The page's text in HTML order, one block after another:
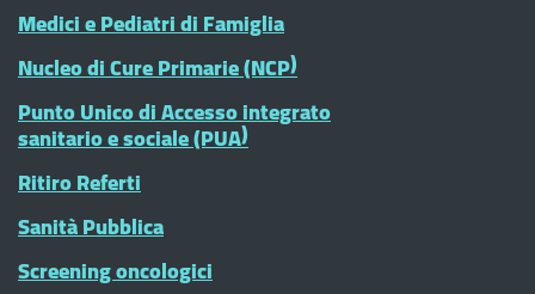
Medici e Pediatri di Famiglia
Nucleo di Cure Primarie (NCP)
Punto Unico di Accesso integrato
sanitario e sociale (PUA)
Ritiro Referti
Sanità Pubblica
Screening oncologici